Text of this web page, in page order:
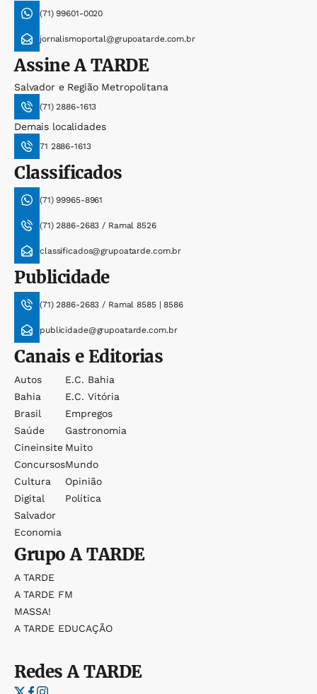
(71) 99601-0020
jornalismoportal@grupoatarde.com.br
AssineA TARDE
Salvador e Região Metropolitana
(71) 2886-1613
Demais localidades
71 2886-1613
Classificados
(71) 99965-8961
(71) 2886-2683 / Ramal 8526
classificados@grupoatarde.com.br
Publicidade
(71) 2886-2683 / Ramal 8585 | 8586
publicidade@grupoatarde.com.br
Canais e Editorias
Autos
Bahia
Brasil
Saúde
Cineinsite
Concursos
Cultura
Digital
Salvador
Economia
E.c. Bahia
E.c. Vitória
Empregos
Gastronomia
Muito
Mundo
Opinião
Política
GrupoA TARDE
A TARDE
A TARDE FM
MASSA!
A TARDE EDUCAÇÃO
RedesA TARDE